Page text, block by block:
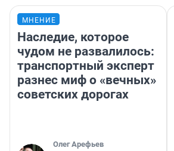
МНЕНИЕ
Наследие, которое
чудом не развалилось:
транспортный эксперт
разнес миф о «вечных»
советских дорогах
Олег Арефьев